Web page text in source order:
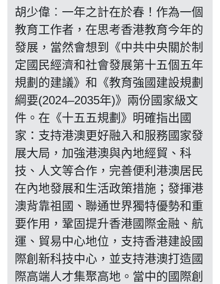
投票
視頻
昔日
系列
活動
關於我們
我們的立場
胡少偉︰一年之計在於春！作為一個
教育工作者，在思考香港教育今年的
發展，當然會想到《中共中央關於制
定國民經濟和社會發展第十五個五年
規劃的建議》和《教育強國建設規劃
綱要(2024–2035年)》兩份國家級文
件。在《十五五規劃》明確指出國
家：支持港澳更好融入和服務國家發
展大局，加強港澳與內地經貿、科
技、人文等合作，完善便利港澳居民
在內地發展和生活政策措施；發揮港
澳背靠祖國、聯通世界獨特優勢和重
要作用，鞏固提升香港國際金融、航
運、貿易中心地位，支持香港建設國
際創新科技中心，並支持港澳打造國
際高端人才集聚高地。當中的國際創